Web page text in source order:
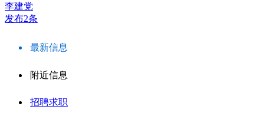
李建党
发布2条
最新信息
附近信息
招聘求职